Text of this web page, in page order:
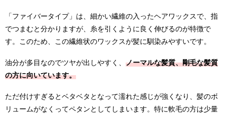
「ファイバータイプ」は、細かい繊維の入ったヘアワックスで、指
でつまむと分かりますが、糸を引くように良く伸びるのが特徴で
す。このため、この繊維状のワックスが髪に馴染みやすいです。
油分が多目なのでツヤが出しやすく、 ノーマルな髪質、剛毛な髪質
の方に向いています。
ただ付けすぎるとベタベタとなって濡れた感じが強くなり、髪のボ
リュームがなくってペタンとしてしまいます。特に軟毛の方は少量